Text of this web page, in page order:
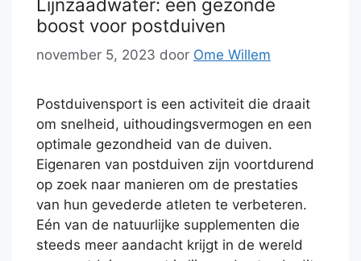
boost voor postduiven
november 5, 2023 door Ome Willem
Postduivensport is een activiteit die draait
om snelheid, uithoudingsvermogen en een
optimale gezondheid van de duiven.
Eigenaren van postduiven zijn voortdurend
op zoek naar manieren om de prestaties
van hun gevederde atleten te verbeteren.
Eén van de natuurlijke supplementen die
steeds meer aandacht krijgt in de wereld